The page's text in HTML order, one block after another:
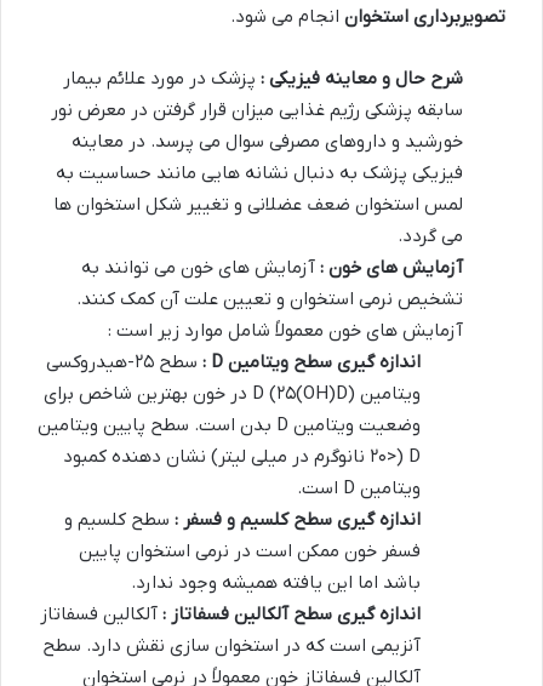
تصویربرداری استخوان انجام می شود.
شرح حال و معاینه فیزیکی : پزشک در مورد علائم بیمار
سابقه پزشکی رژیم غذایی میزان قرار گرفتن در معرض نور
خورشید و داروهای مصرفی سوال می پرسد. در معاینه
فیزیکی پزشک به دنبال نشانه هایی مانند حساسیت به
لمس استخوان ضعف عضلانی و تغییر شکل استخوان ها
می گردد.
آزمایش های خون : آزمایش های خون می توانند به
تشخیص نرمی استخوان و تعیین علت آن کمک کنند.
آزمایش های خون معمولاً شامل موارد زیر است :
اندازه گیری سطح ویتامین
:
سطح ۲۵-هیدروکسی
ویتامین D (۲۵(OH)D) در خون بهترین شاخص برای
وضعیت ویتامین D بدن است. سطح پایین ویتامین
D (<۲۰ نانوگرم در میلی لیتر) نشان دهنده کمبود
ویتامین D است.
اندازه گیری سطح کلسیم و فسفر : سطح کلسیم و
فسفر خون ممکن است در نرمی استخوان پایین
باشد اما این یافته همیشه وجود ندارد.
اندازه گیری سطح آلکالین فسفاتاز : آلکالین فسفاتاز
آنزیمی است که در استخوان سازی نقش دارد. سطح
آلکالین فسفاتاز خون معمولاً در نرمی استخوان